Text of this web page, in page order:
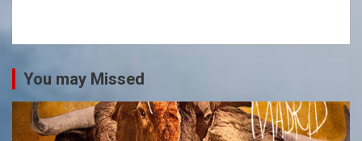
You may Missed